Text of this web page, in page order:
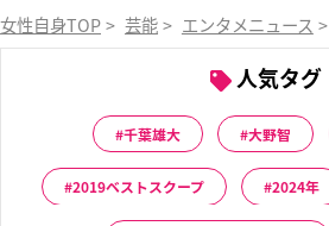
女性自身TOP > 芸能 > エンタメニュース >
人気タグ
千葉雄大 大野智
2019ベストスクープ 2024年